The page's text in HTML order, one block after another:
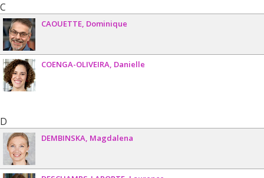
C
CAOUETTE Dominique
COENGA-OLIVEIRA Danielle
D
DEMBINSKA Magdalena